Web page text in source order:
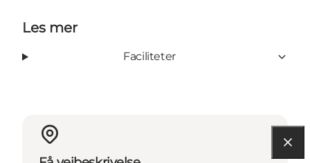
Les mer
Faciliteter